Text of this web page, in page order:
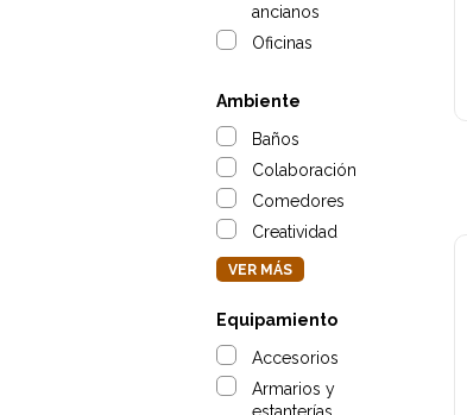
ancianos
Oficinas
Ambiente
Baños
Colaboración
Comedores
Creatividad
VER MÁS
Equipamiento
Accesorios
Armarios y